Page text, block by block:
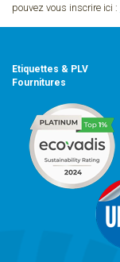
pouvez vous inscrire ici :
Etiquettes & PLV
Fournitures